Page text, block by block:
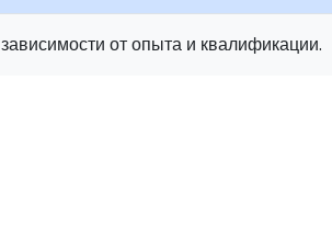
от опыта и квалификации.